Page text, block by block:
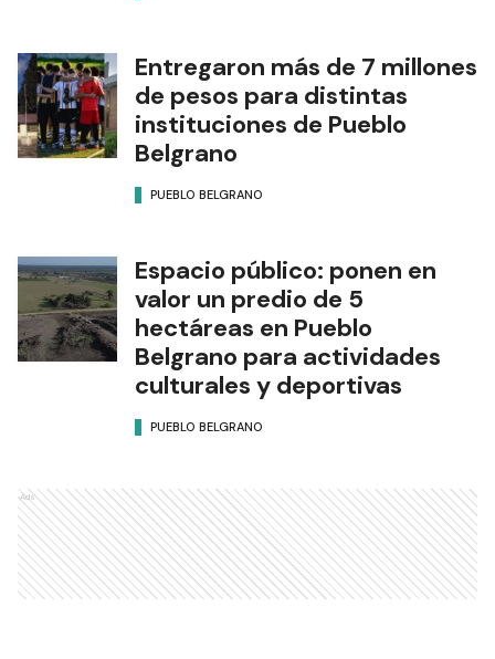
Entregaron más de 7 millones
de pesos para distintas
instituciones de Pueblo
Belgrano
PUEBLO BELGRANO
Espacio público: ponen en
valor un predio de 5
hectáreas en Pueblo
Belgrano para actividades
culturales y deportivas
PUEBLO BELGRANO
Ads